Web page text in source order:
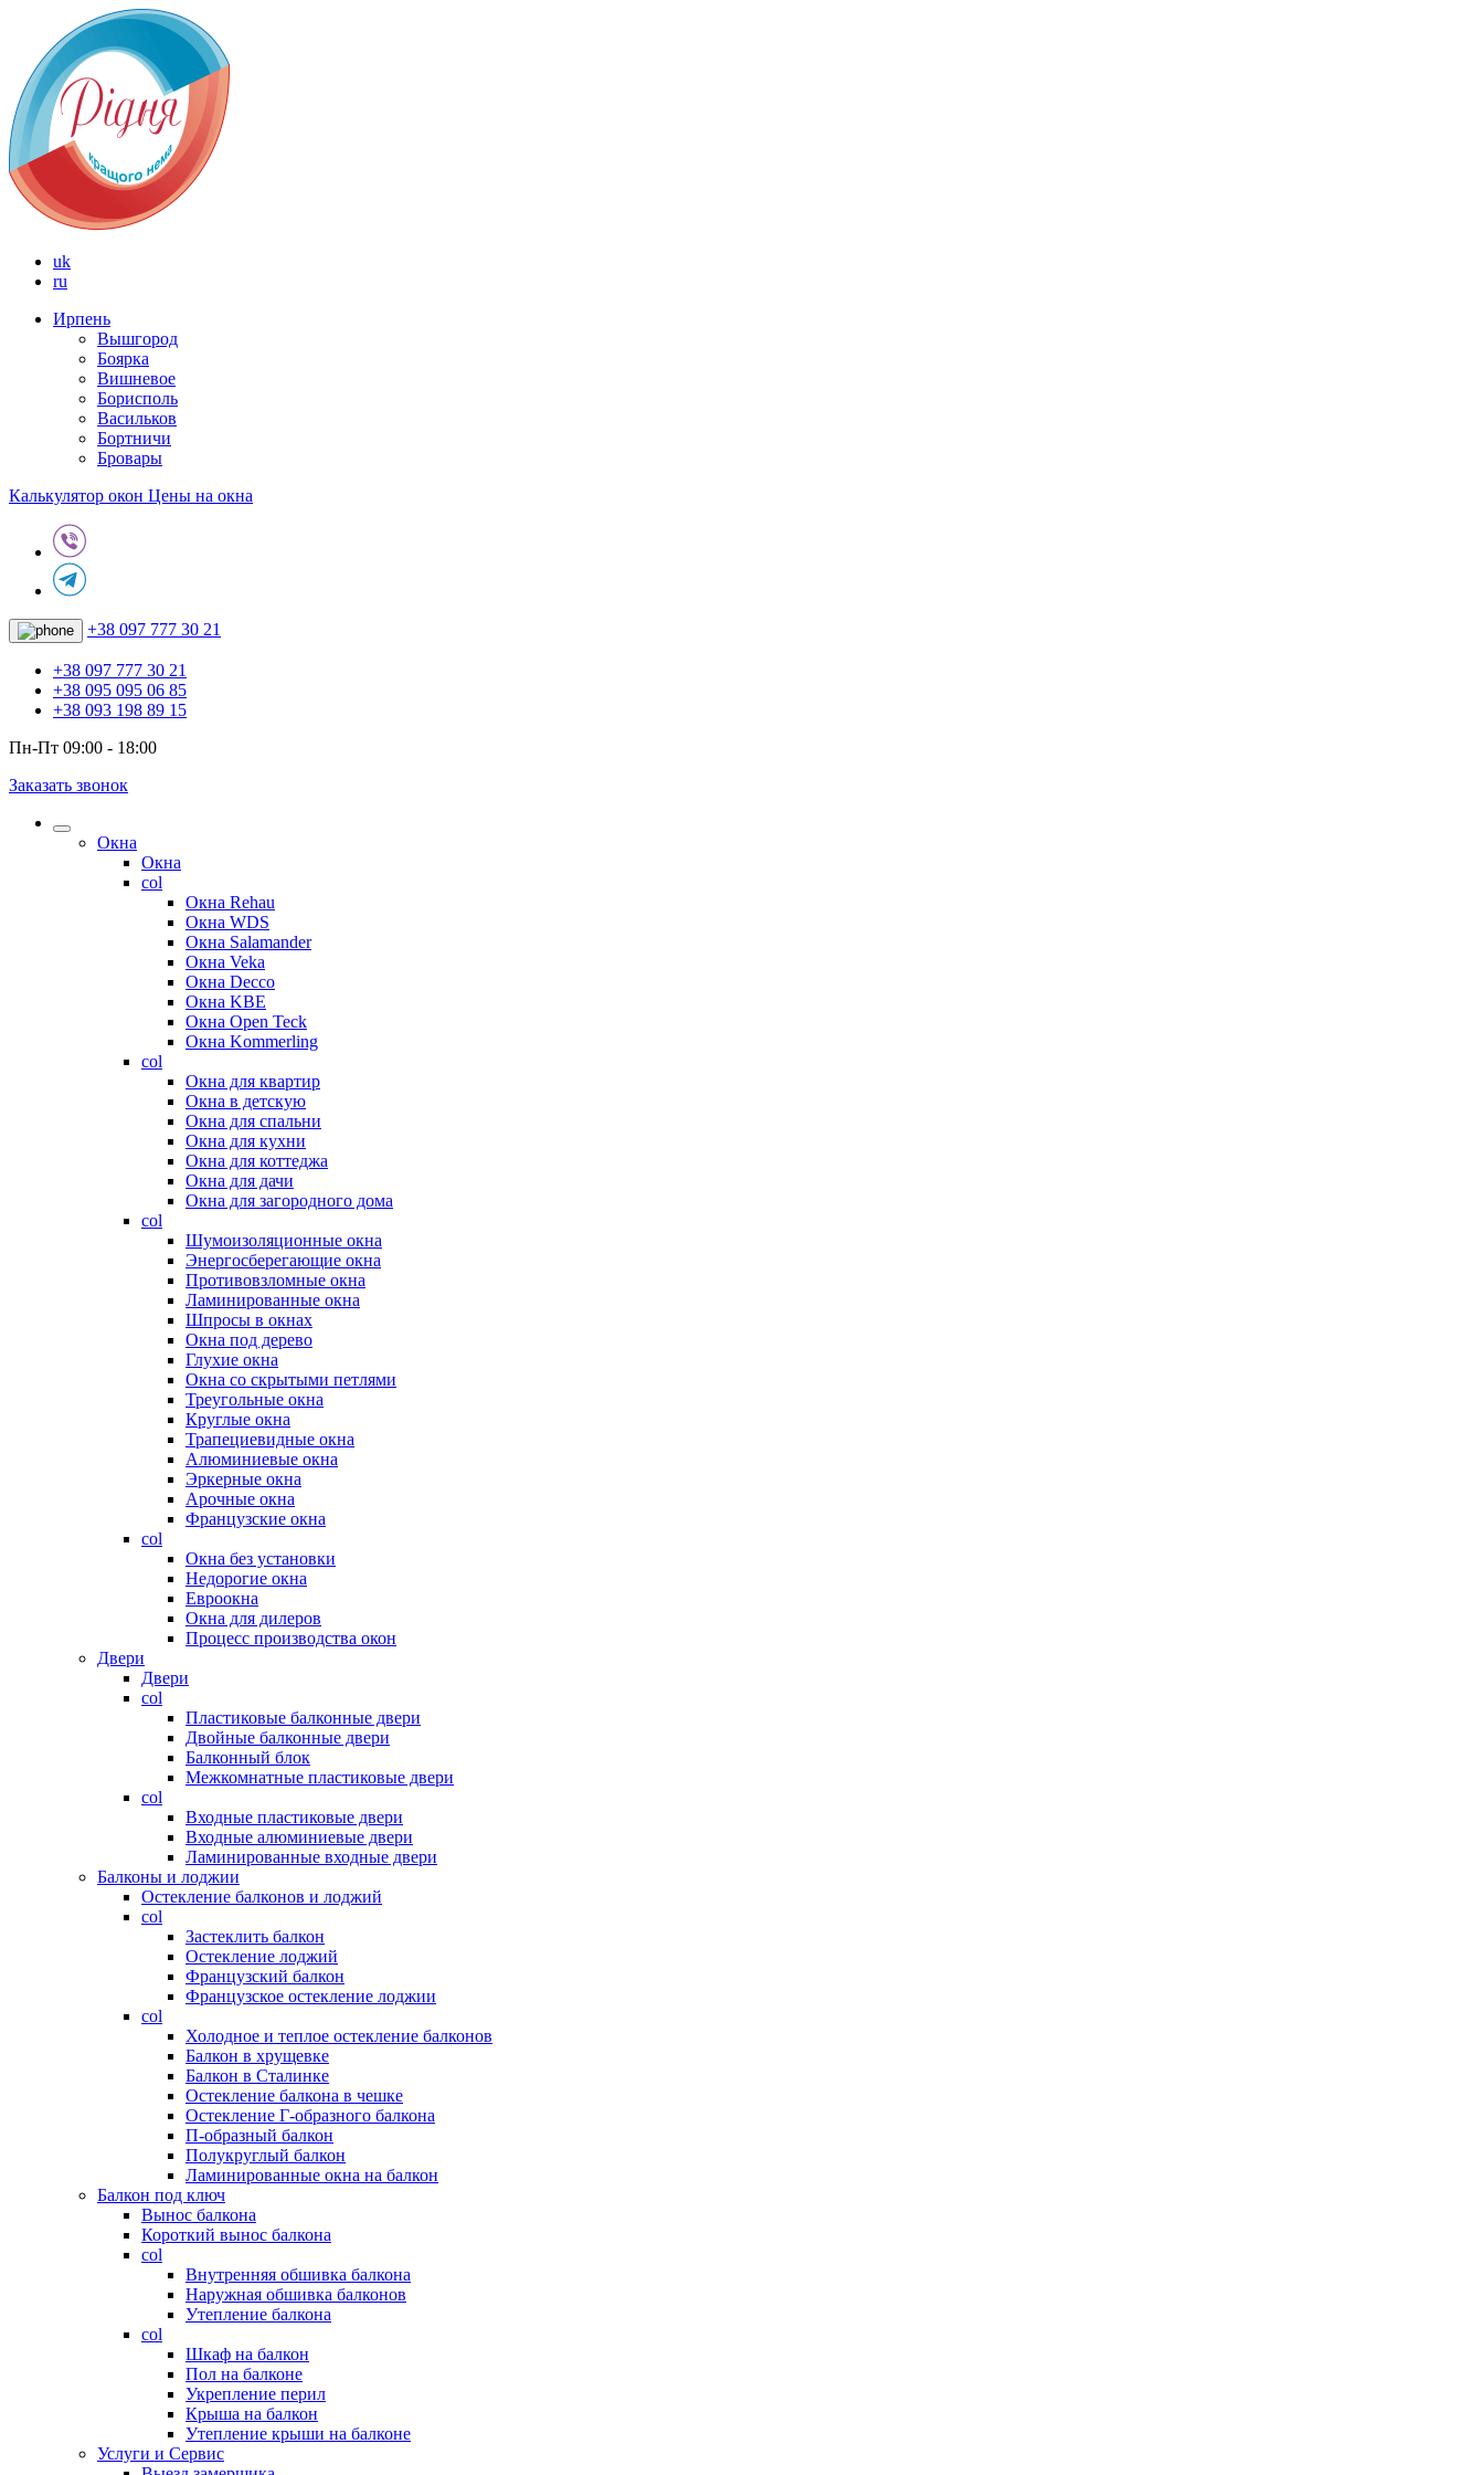
uk
ru
Ирпень
Вышгород
Боярка
Вишневое
Борисполь
Васильков
Бортничи
Бровары
Калькулятор окон Цены на окна
+38 097 777 30 21
+38 097 777 30 21
+38 095 095 06 85
+38 093 198 89 15
Пн-Пт 09:00 - 18:00
Заказать звонок
Окна
Окна
col
Окна Rehau
Окна WDS
Окна Salamander
Окна Veka
Окна Decco
Окна KBE
Окна Open Teck
Окна Kommerling
col
Окна для квартир
Окна в детскую
Окна для спальни
Окна для кухни
Окна для коттеджа
Окна для дачи
Окна для загородного дома
col
Шумоизоляционные окна
Энергосберегающие окна
Противовзломные окна
Ламинированные окна
Шпросы в окнах
Окна под дерево
Глухие окна
Окна со скрытыми петлями
Треугольные окна
Круглые окна
Трапециевидные окна
Алюминиевые окна
Эркерные окна
Арочные окна
Французские окна
col
Окна без установки
Недорогие окна
Евроокна
Окна для дилеров
Процесс производства окон
Двери
Двери
col
Пластиковые балконные двери
Двойные балконные двери
Балконный блок
Межкомнатные пластиковые двери
col
Входные пластиковые двери
Входные алюминиевые двери
Ламинированные входные двери
Балконы и лоджии
Остекление балконов и лоджий
col
Застеклить балкон
Остекление лоджий
Французский балкон
Французское остекление лоджии
col
Холодное и теплое остекление балконов
Балкон в хрущевке
Балкон в Сталинке
Остекление балкона в чешке
Остекление Г-образного балкона
П-образный балкон
Полукруглый балкон
Ламинированные окна на балкон
Балкон под ключ
Вынос балкона
Короткий вынос балкона
col
Внутренняя обшивка балкона
Наружная обшивка балконов
Утепление балкона
col
Шкаф на балкон
Пол на балконе
Укрепление перил
Крыша на балкон
Утепление крыши на балконе
Услуги и Сервис